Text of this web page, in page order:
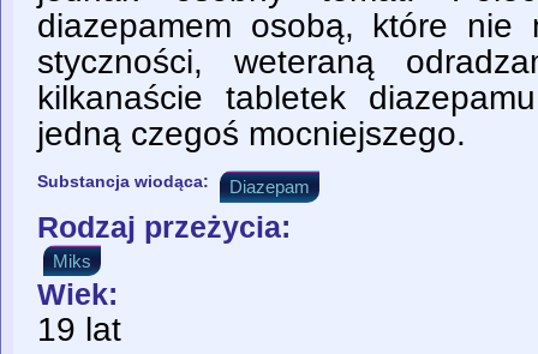
diazepamem osobą, które nie
styczności, weteraną
kilkanaście tabletek
jedną czegoś mocniejszego.
Substancja wiodąca: Diazepam
Rodzaj przeżycia:
Miks
Wiek:
19 lat